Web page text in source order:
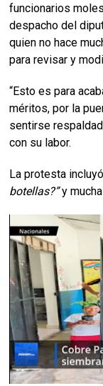
funcionarios
despacho del
quien no hace
para revisar y
“Esto es para
méritos, por la
sentirse
con su labor.
La protesta
botellas?”y